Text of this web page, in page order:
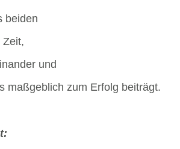
beiden
Zeit,
und
maßgeblich zum Erfolg beiträgt.